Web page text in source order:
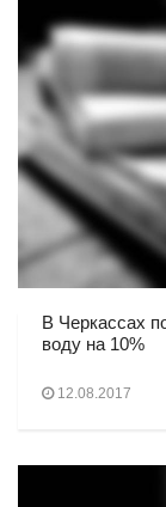
В Черкассах
воду на 10%
12.08.2017